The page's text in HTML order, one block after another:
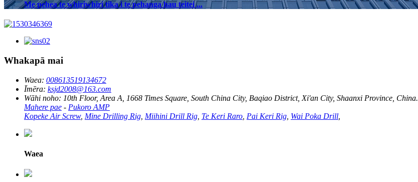
Me pehea te whiriwhiri tika i te pehanga hau teitei ...
Whakapā mai
Waea: 008613519134672
Īmēra: ksjd2008@163.com
Wāhi noho: 10th Floor, Area A, 1668 Times Square, South China City, Baqiao District, Xi'an City, Shaanxi Province, China.
Mahere pae - Pukoro AMP
Kopeke Air Screw, Mine Drilling Rig Miihini Drill Rig Te Keri Raro Pai Keri Rig Wai Poka Drill
Waea